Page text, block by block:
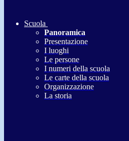
Scuola
Panoramica
Presentazione
I luoghi
Le persone
I numeri della scuola
Le carte della scuola
Organizzazione
La storia